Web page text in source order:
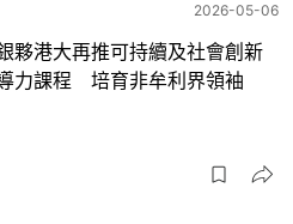
2026-05-06
夥港大再推可持續及社會創新
力課程 培育非牟利界領袖